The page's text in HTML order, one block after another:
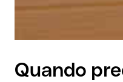
Quando